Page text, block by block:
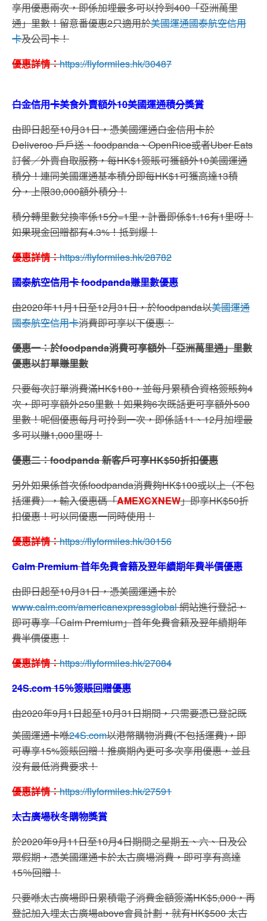
享用優惠兩次，即係加埋最多可以拎到400「亞洲萬里
通」里數！留意番優惠2只適用於美國運通國泰航空信用
卡及公司卡！
優惠詳情：https://flyformiles.hk/30487
白金信用卡美食外賣額外10美國運通積分獎賞
由即日起至10月31日，憑美國運通白金信用卡於
Deliveroo 戶戶送、foodpanda、OpenRice或者Uber Eats
訂餐／外賣自取服務，每HK$1簽賬可獲額外10美國運通
積分！連同美國運通基本積分即每HK$1可獲高達13積
分，上限30,000額外積分！
積分轉里數兌換率係15分=1里，計番即係$1.16有1里呀！
如果現金回贈都有4.3%！抵到爆！
優惠詳情：https://flyformiles.hk/28782
國泰航空信用卡 foodpanda賺里數優惠
由2020年11月1日至12月31日，於foodpanda以美國運通
國泰航空信用卡消費即可享以下優惠：
優惠一：於foodpanda消費可享額外「亞洲萬里通」里數
優惠以訂單賺里數
只要每次訂單消費滿HK$180，並每月累積合資格簽賬夠4
次，即可享額外250里數！如果夠6次既話更可享額外500
里數！呢個優惠每月可拎到一次，即係話11、12月加埋最
多可以賺1,000里呀！
優惠二：foodpanda 新客戶可享HK$50折扣優惠
另外如果係首次係foodpanda消費夠HK$100或以上（不包
括運費），輸入優惠碼「AMEXCXNEW」即享HK$50折
扣優惠！可以同優惠一同時使用！
優惠詳情：https://flyformiles.hk/30156
Calm Premium 首年免費會籍及翌年續期年費半價優惠
由即日起至10月31日，憑美國運通卡於
www.calm.com/americanexpressglobal網站進行登記，
即可專享「Calm Premium」首年免費會籍及翌年續期年
費半價優惠！
優惠詳情：https://flyformiles.hk/27084
24S.com 15％簽賬回贈優惠
由2020年9月1日起至10月31日期間，只需要憑已登記既
美國運通卡喺24S.com以港幣購物消費(不包括運費)，即
可專享15%簽賬回贈！推廣期內更可多次享用優惠，並且
沒有最低消費要求！
優惠詳情：https://flyformiles.hk/27591
太古廣場秋冬購物獎賞
於2020年9月11日至10月4日期間之星期五、六、日及公
眾假期，憑美國運通卡於太古廣場消費，即可享有高達
15％回贈！
只要喺太古廣場即日累積電子消費金額簽滿HK$5,000，再
登記加入埋太古廣場above會員計劃，就有HK$500 太古